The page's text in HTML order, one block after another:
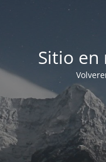
Sitio en